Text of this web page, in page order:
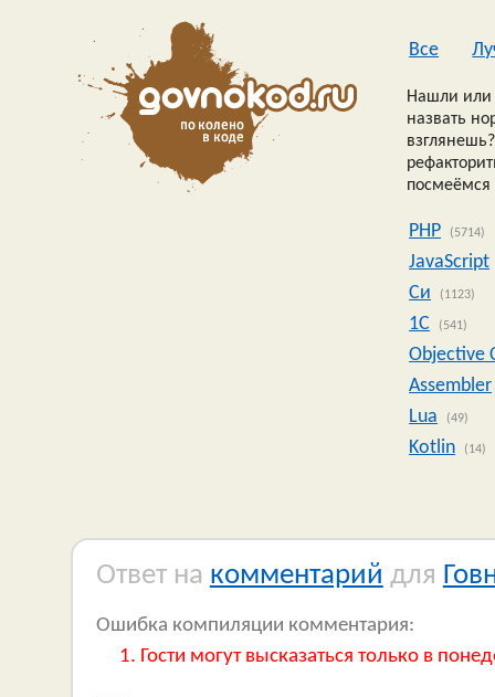
Все
Нашли или
назвать
посмеёмся
PHP (5714)
JavaScript
Си
(1123)
1C (541)
Objective
Assembler
Lua
(49)
Kotlin (14)
Ответ на комментарий для
Ошибка компиляции комментария:
Гости могут высказаться только в